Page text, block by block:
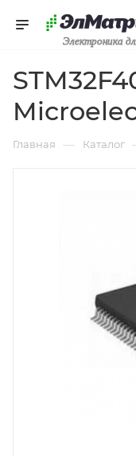
Электроника
Главная — Каталог